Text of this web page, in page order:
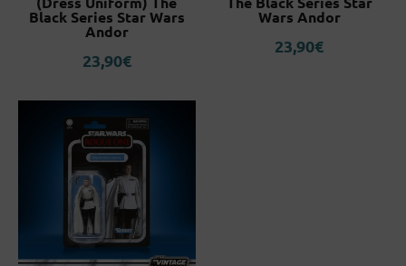
Black Series Star Wars
Andor
23,90€
Wars Andor
23,90€